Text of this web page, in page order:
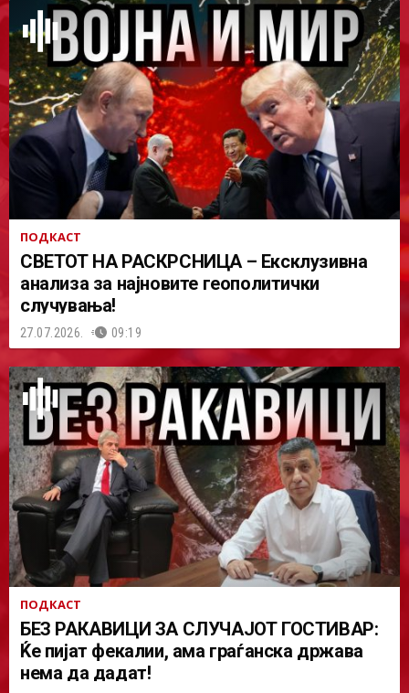
ПОДКАСТ
СВЕТОТ НА РАСКРСНИЦА – Ексклузивна
анализа за најновите геополитички
случувања!
27.07.2026. 09:19
ПОДКАСТ
БЕЗ РАКАВИЦИ ЗА СЛУЧАЈОТ ГОСТИВАР:
Ќе пијат фекалии, ама граѓанска држава
нема да дадат!